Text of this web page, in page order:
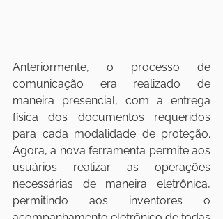
Anteriormente, o processo de
comunicação era realizado de
maneira presencial, com a entrega
física dos documentos requeridos
para cada modalidade de proteção.
Agora, a nova ferramenta permite aos
usuários realizar as operações
necessárias de maneira eletrônica,
permitindo aos inventores o